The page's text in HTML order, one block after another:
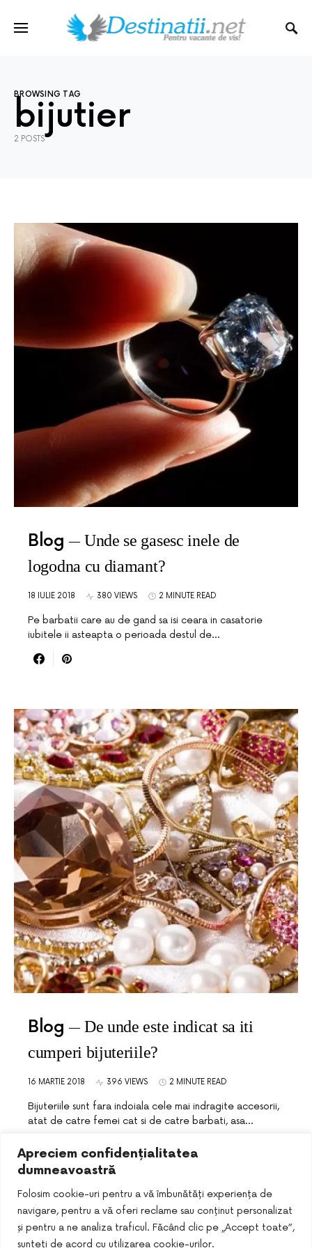
Apreciem confidențialitatea
dumneavoastră
Folosim cookie-uri pentru a vă îmbunătăți experiența de
navigare, pentru a vă oferi reclame sau conținut personalizat
și pentru a ne analiza traficul. Făcând clic pe „Accept toate”,
sunteți de acord cu utilizarea cookie-urilor.
BROWSING TAG
bijutier
2 POSTS
Blog
Unde se gasesc inele de
logodna cu diamant?
18 IULIE 2018 380 VIEWS 2 MINUTE READ
Pe barbatii care au de gand sa isi ceara in casatorie
iubitele ii asteapta o perioada destul de…
Blog
De unde este indicat sa iti
cumperi bijuteriile?
16 MARTIE 2018 396 VIEWS 2 MINUTE READ
Bijuteriile sunt fara indoiala cele mai indragite accesorii,
atat de catre femei cat si de catre barbati, asa…